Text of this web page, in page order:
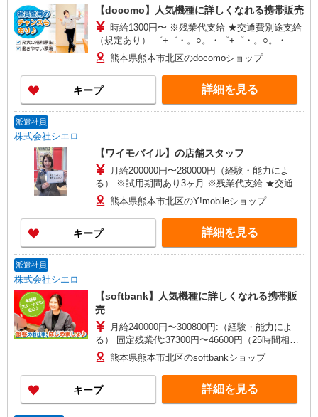
+゜
【docomo】人気機種に詳しくなれる携帯販売
時給1300円〜 ※残業代支給 ★交通費別途支給
（規定あり） ゜+゜・。○。・゜+゜・。○。・゜
+゜ 入社祝い金10万円支給(規定有) お友達を紹介
頂くと, インセンティブ支給(規定有) ★月2回払
い・週払い可能（規程有）★ ゜・。○。・゜
+゜・。○。・゜+゜
熊本県熊本市北区のdocomoショップ
キープ 詳細を見る
派遣社員
株式会社シエロ
【ワイモバイル】の店舗スタッフ
月給200000円〜280000円（経験・能力によ
る） ※試用期間あり3ヶ月 ※残業代支給 ★交通費
別途支給（規定あり） ゜+゜・。○。・゜+゜・。
○。・゜+゜ 入社祝い金10万円支給(規定有) お友達
を紹介頂くと, インセンティブ支給(規定有) ゜・。
○。・゜+゜・。○。・゜+゜
熊本県熊本市北区のY!mobileショップ
キープ 詳細を見る
派遣社員
株式会社シエロ
【softbank】人気機種に詳しくなれる携帯販
売
月給240000円〜300800円:（経験・能力によ
る） 固定残業代:37300円〜46600円（25時間相
当） ※時間外勤務の有無にかかわらず固定残業代
は支給されます。また、相当時間を超えて時間外
勤務した場合は1分単位で残業代が追加で支給され
ます。 ※試用期間あり4ヶ月月給25万円以上 ※残
業代支給 ★交通費別途支給（規定あり） ゜
熊本県熊本市北区のsoftbankショップ
キープ 詳細を見る